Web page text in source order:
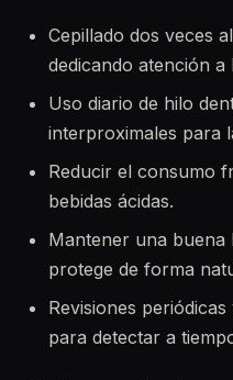
Cepillado dos veces
dedicando atención
Uso diario de hilo
interproximales para
Reducir el consumo
bebidas ácidas.
Mantener una buena
protege de forma
Revisiones
para detectar a